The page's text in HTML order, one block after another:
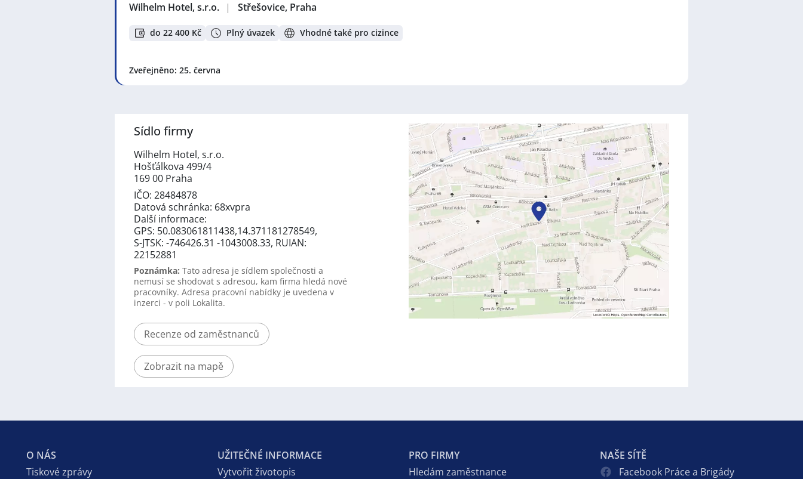
Wilhelm Hotel, s.r.o. | Střešovice, Praha
do 22 400 Kč Plný úvazek Vhodné také pro cizince
Zveřejněno: 25. června
Sídlo firmy
Wilhelm Hotel, s.r.o.
Hošťálkova 499/4
169 00 Praha
IČO: 28484878
Datová schránka: 68xvpra
Další informace:
GPS: 50.083061811438,14.371181278549,
S-JTSK: -746426.31 -1043008.33, RUIAN:
22152881
Poznámka: Tato adresa je sídlem společnosti a
nemusí se shodovat s adresou, kam firma hledá nové
pracovníky. Adresa pracovní nabídky je uvedena v
inzerci - v poli Lokalita.
Recenze od zaměstnanců
Zobrazit na mapě
O NÁS
Tiskové zprávy
UŽITEČNÉ INFORMACE
Vytvořit životopis
PRO FIRMY
Hledám zaměstnance
NAŠE SÍTĚ
Facebook Práce a Brigády